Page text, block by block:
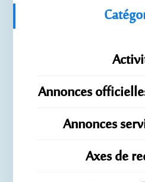
Annonces
Annonces
Axes de